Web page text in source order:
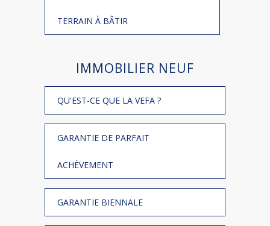
TERRAIN À BÂTIR
IMMOBILIER NEUF
QU'EST-CE QUE LA VEFA ?
GARANTIE DE PARFAIT
ACHÈVEMENT
GARANTIE BIENNALE